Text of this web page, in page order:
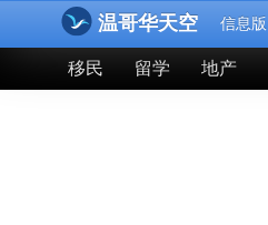
温哥华天空 信息版
移民 留学 地产